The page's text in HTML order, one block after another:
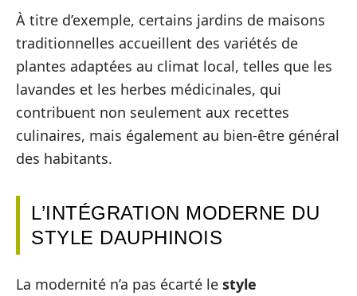
À titre d’exemple, certains jardins de maisons
traditionnelles accueillent des variétés de
plantes adaptées au climat local, telles que les
lavandes et les herbes médicinales, qui
contribuent non seulement aux recettes
culinaires, mais également au bien-être général
des habitants.
L’INTÉGRATION MODERNE DU
STYLE DAUPHINOIS
La modernité n’a pas écarté le style